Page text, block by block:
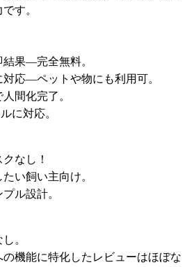
す。
果—完全無料。
応—ペットや物にも利用可。
間化完了。
に対応。
なし！
い飼い主向け。
ル設計。
。
機能に特化したレビューはほぼな